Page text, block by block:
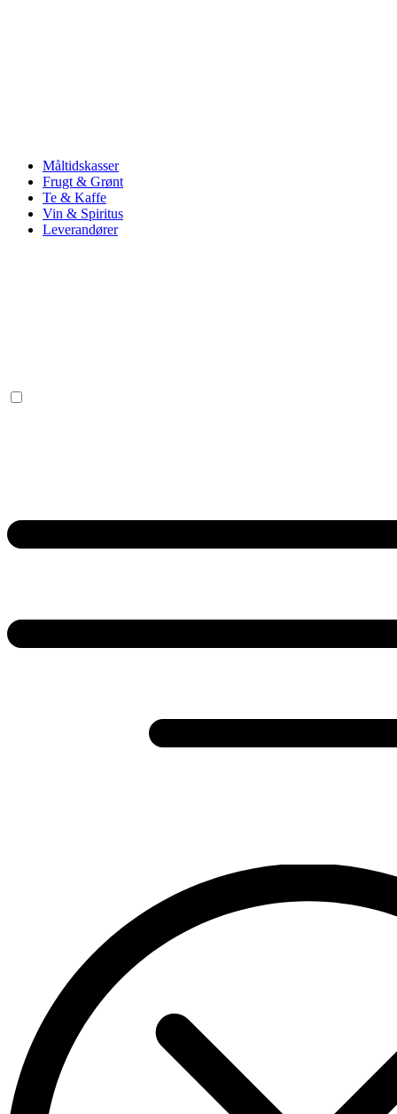
Måltidskasser
Frugt & Grønt
Te & Kaffe
Vin & Spiritus
Leverandører